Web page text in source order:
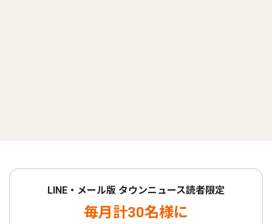
LINE・メール版 タウンニュース読者限定
毎月計30名様に